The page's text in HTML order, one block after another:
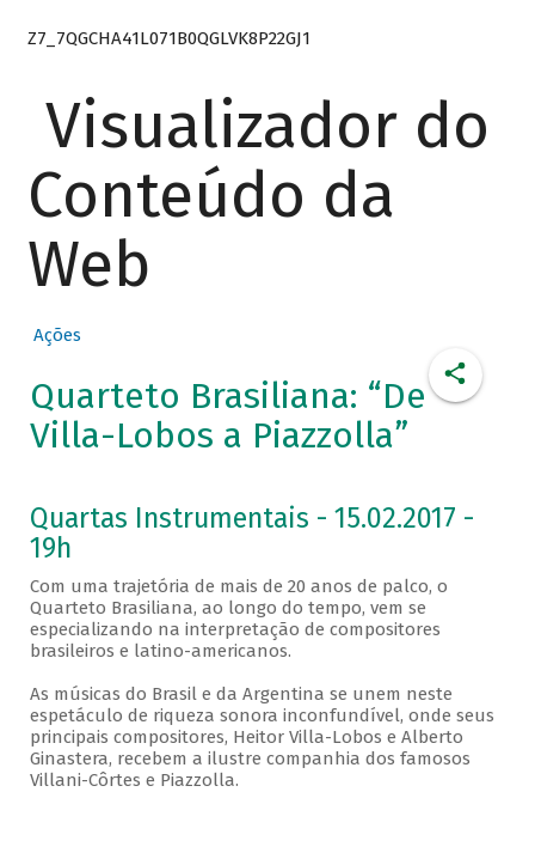
Z7_7QGCHA41L071B0QGLVK8P22GJ1
Visualizador do
Conteúdo da
Web
Ações
Quarteto Brasiliana: “De
Villa-Lobos a Piazzolla”
Quartas Instrumentais - 15.02.2017 -
19h
Com uma trajetória de mais de 20 anos de palco, o
Quarteto Brasiliana, ao longo do tempo, vem se
especializando na interpretação de compositores
brasileiros e latino-americanos.
As músicas do Brasil e da Argentina se unem neste
espetáculo de riqueza sonora inconfundível, onde seus
principais compositores, Heitor Villa-Lobos e Alberto
Ginastera, recebem a ilustre companhia dos famosos
Villani-Côrtes e Piazzolla.